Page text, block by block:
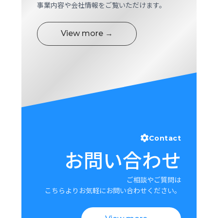
事業内容や会社情報をご覧いただけます。
View more →
Contact
お問い合わせ
ご相談やご質問は
こちらよりお気軽にお問い合わせください。